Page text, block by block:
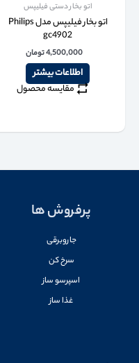
اتو بخار دستی فیلیپس
اتو بخار فیلیپس مدل Philips
gc4902
4,500,000تومان
اطلاعات بیشتر
مقایسه محصول
پرفروش ها
جاروبرقی
سرخ کن
اسپرسو ساز
غذا ساز